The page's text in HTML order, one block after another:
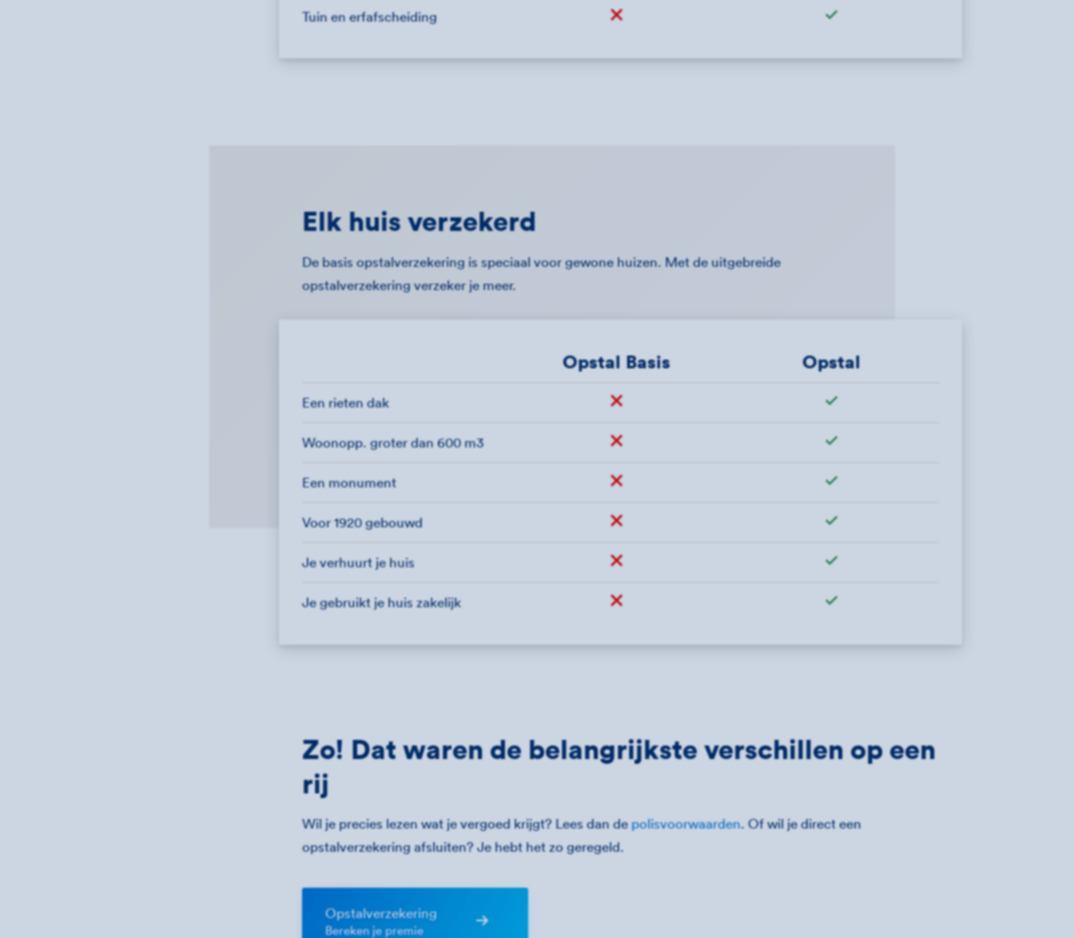
Tuin en erfafscheiding
Niet verzekerd Wel verzekerd"
Elk huis verzekerd
De basis opstalverzekering is speciaal voor gewone huizen. Met de uitgebreide
opstalverzekering verzeker je meer.
Opstal Basis Opstal
Een rieten dak
Niet verzekerd
Woonopp. groter dan 600 m3
Niet verzekerd
Een monument
Niet verzekerd
Voor 1920 gebouwd
Niet verzekerd
Je verhuurt je huis
Niet verzekerd
Je gebruikt je huis zakelijk
Niet verzekerd
Zo! Dat waren de belangrijkste verschillen op een
rij
Wil je precies lezen wat je vergoed krijgt? Lees dan depolisvoorwaarden. Of wil je direct een
opstalverzekering afsluiten? Je hebt het zo geregeld.
Opstalverzekering
Bereken je premie